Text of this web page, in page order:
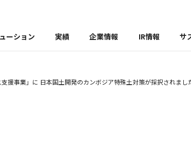
ーション 実績 企業情報 IR情報 サ
援事業」に 日本国土開発のカンボジア特殊土対策が採択されまし